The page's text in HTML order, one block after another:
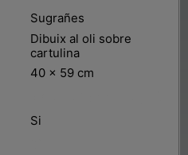
Sugrañes
Dibuix al oli sobre
cartulina
40 x 59 cm
Si